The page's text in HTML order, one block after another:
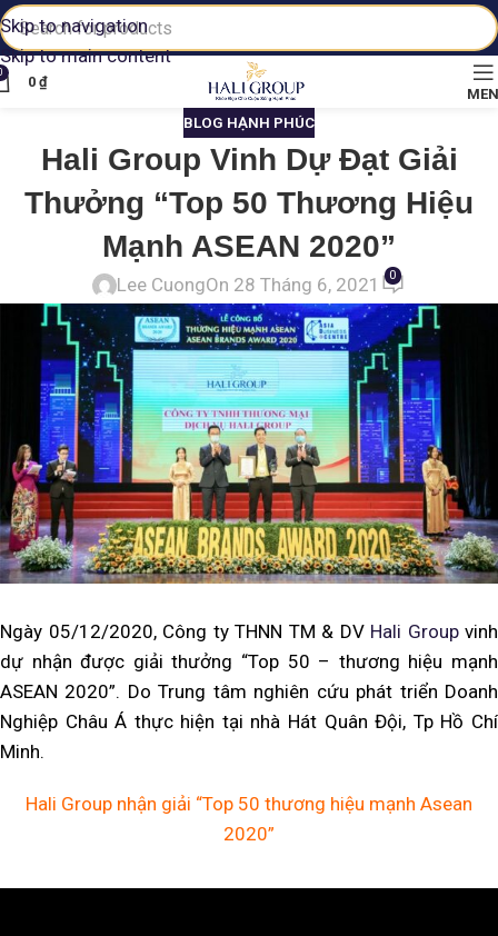
Skip to navigation
Skip to main content
0 ₫
BLOG HẠNH PHÚC
Hali Group Vinh Dự Đạt Giải
Thưởng “Top 50 Thương Hiệu
Mạnh ASEAN 2020”
Lee CuongOn 28 Tháng 6, 2021 0
Ngày 05/12/2020, Công ty THNN TM & DVHali Groupvinh
dự nhận được giải thưởng “Top 50 – thương hiệu mạnh
ASEAN 2020”. Do Trung tâm nghiên cứu phát triển Doanh
Nghiệp Châu Á thực hiện tại nhà Hát Quân Đội, Tp Hồ Chí
Minh.
Hali Group nhận giải “Top 50 thương hiệu mạnh Asean
2020”